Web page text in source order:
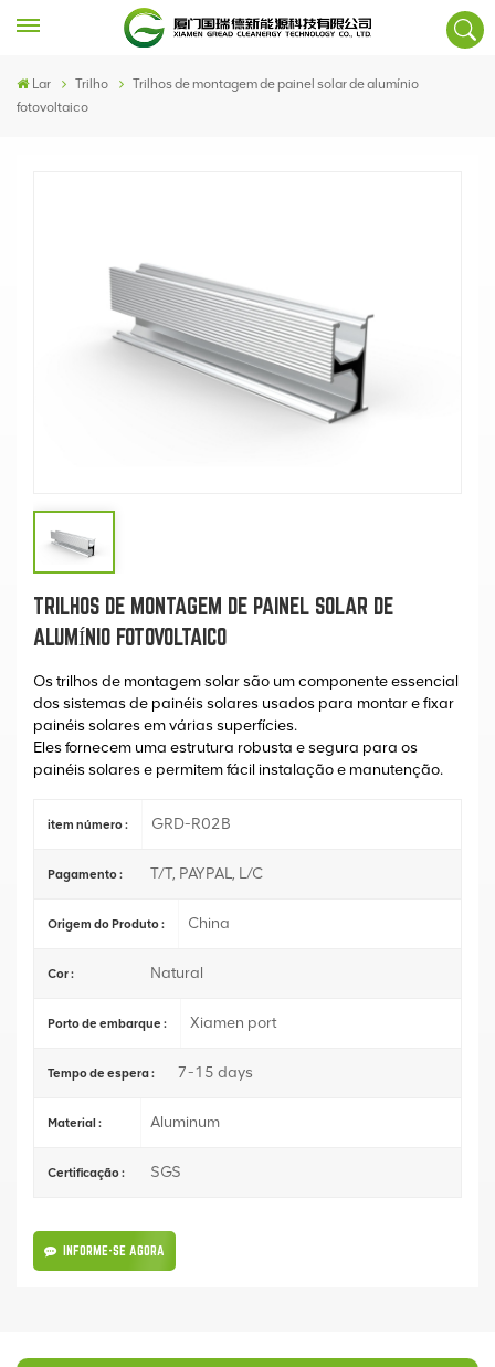
Lar Trilho
Trilhos de montagem de painel solar de alumínio
fotovoltaico
TRILHOS DE MONTAGEM DE PAINEL SOLAR DE
ALUMÍNIO FOTOVOLTAICO
Os trilhos de montagem solar são um componente essencial
dos sistemas de painéis solares usados para montar e fixar
painéis solares em várias superfícies.
Eles fornecem uma estrutura robusta e segura para os
painéis solares e permitem fácil instalação e manutenção.
item número : GRD-R02B
Pagamento : T/T, PAYPAL, L/C
Origem do Produto : China
Cor : Natural
Porto de embarque : Xiamen port
Tempo de espera : 7-15 days
Material : Aluminum
Certificação : SGS
INFORME-SE AGORA